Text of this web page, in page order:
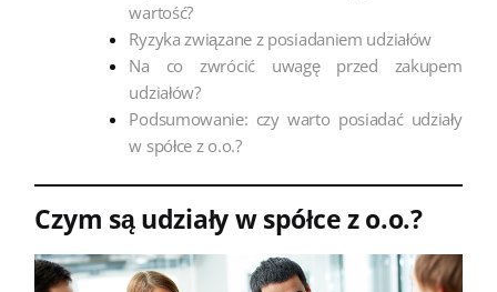
wartość?
Ryzyka związane z posiadaniem udziałów
Na co zwrócić uwagę przed zakupem
udziałów?
Podsumowanie: czy warto posiadać udziały
w spółce z o.o.?
Czym są udziały w spółce z o.o.?